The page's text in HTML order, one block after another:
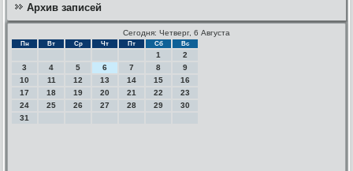
Архив записей
Сегодня: Четверг, 6 Августа
Пн Вт Ср Чт Пт Сб Вс
1
2
3
4 5 6 7 8
9
10
11 12 13 14 15
16
17
18 19 20 21 22
23
24
25 26 27 28 29
30
31